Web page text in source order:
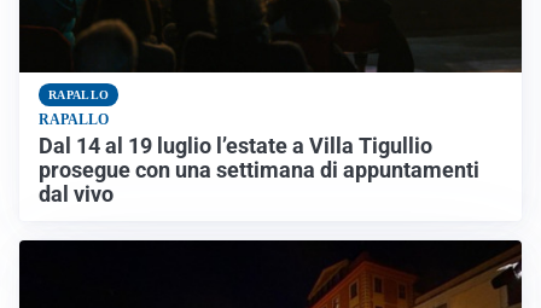
RAPALLO
RAPALLO
Dal 14 al 19 luglio l’estate a Villa Tigullio
prosegue con una settimana di appuntamenti
dal vivo